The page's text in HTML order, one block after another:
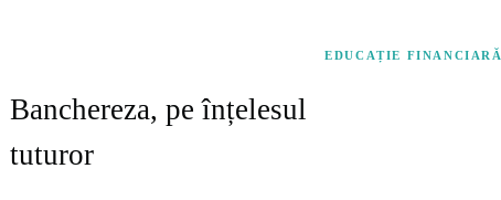
EDUCAȚIE FINANCIARĂ
Banchereza, pe înțelesul
tuturor